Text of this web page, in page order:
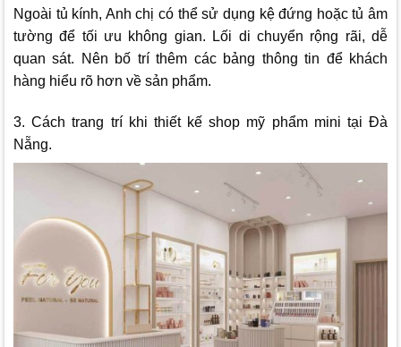
Ngoài tủ kính, Anh chị có thể sử dụng kệ đứng hoặc tủ âm
tường để tối ưu không gian. Lối di chuyển rộng rãi, dễ
quan sát. Nên bố trí thêm các bảng thông tin để khách
hàng hiểu rõ hơn về sản phẩm.
3. Cách trang trí khi thiết kế shop mỹ phẩm mini tại Đà
Nẵng.